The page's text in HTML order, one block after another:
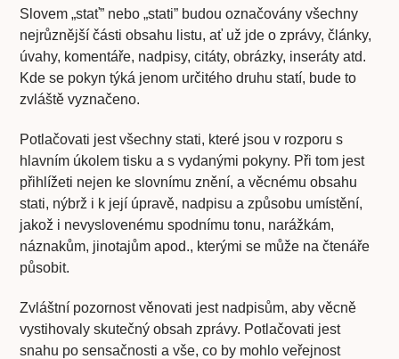
Slovem „stať” nebo „stati” budou označovány všechny
nejrůznější části obsahu listu, ať už jde o zprávy, články,
úvahy, komentáře, nadpisy, citáty, obrázky, inseráty atd.
Kde se pokyn týká jenom určitého druhu statí, bude to
zvláště vyznačeno.
Potlačovati jest všechny stati, které jsou v rozporu s
hlavním úkolem tisku a s vydanými pokyny. Při tom jest
přihlížeti nejen ke slovnímu znění, a věcnému obsahu
stati, nýbrž i k její úpravě, nadpisu a způsobu umístění,
jakož i nevyslovenému spodnímu tonu, narážkám,
náznakům, jinotajům apod., kterými se může na čtenáře
působit.
Zvláštní pozornost věnovati jest nadpisům, aby věcně
vystihovaly skutečný obsah zprávy. Potlačovati jest
snahu po sensačnosti a vše, co by mohlo veřejnost